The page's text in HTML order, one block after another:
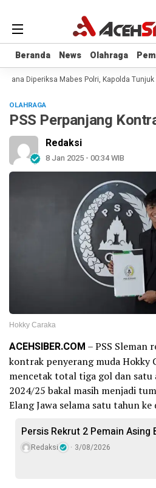
Beranda News Olahraga
Beranda News Olahraga
Diperiksa Mabes Polri, Kapolda Tunjuk
OLAHRAGA
PSS Perpanjang
Redaksi
8 Jan 2025 - 00:34 WIB
Hokky Caraka
ACEHSIBER.COM – PSS Sleman
kontrak penyerang muda Hokky
mencetak total tiga gol dan satu
2024/25 bakal masih menjadi
Elang Jawa selama satu tahun ke
Persis Rekrut 2 Pemain Asing
Redaksi 3/08/2026